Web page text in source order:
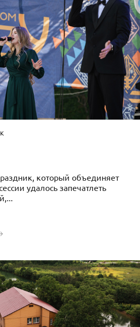
который объединяет
удалось запечатлеть